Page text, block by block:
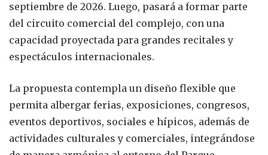
septiembre de 2026. Luego, pasará a formar parte
del circuito comercial del complejo, con una
capacidad proyectada para grandes recitales y
espectáculos internacionales.
La propuesta contempla un diseño flexible que
permita albergar ferias, exposiciones, congresos,
eventos deportivos, sociales e hípicos, además de
actividades culturales y comerciales, integrándose